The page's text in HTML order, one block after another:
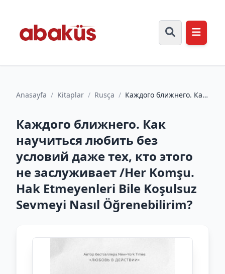
Anasayfa / Kitaplar / Rusça / Каждого ближнего. Как
Каждого ближнего. Как
научиться любить без
условий даже тех, кто этого
не заслуживает /Her Komşu.
Hak Etmeyenleri Bile Koşulsuz
Sevmeyi Nasıl Öğrenebilirim?